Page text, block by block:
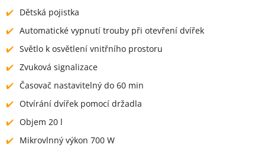
Dětská pojistka
Automatické vypnutí trouby při otevření dvířek
Světlo k osvětlení vnitřního prostoru
Zvuková signalizace
Časovač nastavitelný do 60 min
Otvírání dvířek pomocí držadla
Objem 20 l
Mikrovlnný výkon 700 W